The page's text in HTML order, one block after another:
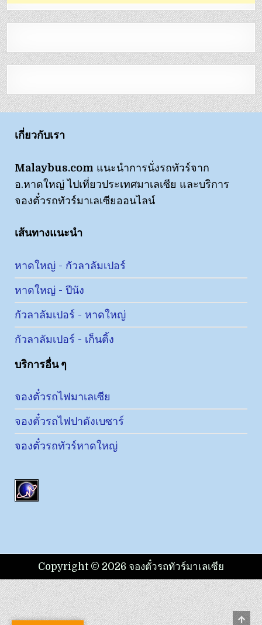
เกี่ยวกับเรา
Malaybus.com แนะนำการนั่งรถทัวร์จาก
อ.หาดใหญ่ ไปเที่ยวประเทศมาเลเซีย และบริการ
จองตั๋วรถทัวร์มาเลเซียออนไลน์
เส้นทางแนะนำ
หาดใหญ่ - กัวลาลัมเปอร์
หาดใหญ่ - ปีนัง
กัวลาลัมเปอร์ - หาดใหญ่
กัวลาลัมเปอร์ - เก็นติ้ง
บริการอื่น ๆ
จองตั๋วรถไฟมาเลเซีย
จองตั๋วรถไฟปาดังเบซาร์
จองตั๋วรถทัวร์หาดใหญ่
Copyright © 2026 จองตั๋วรถทัวร์มาเลเซีย